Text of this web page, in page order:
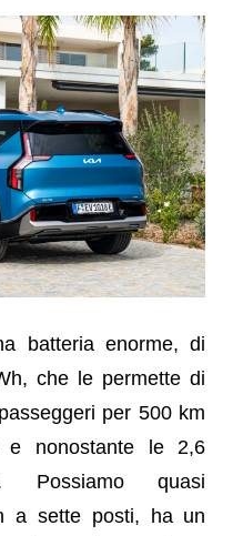
batteria enorme, di
che le permette di
per 500 km
e nonostante le 2,6
Possiamo quasi
a sette posti, ha un